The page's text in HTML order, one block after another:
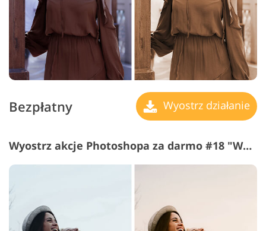
Bezpłatny Wyostrz działanie
Wyostrz akcje Photoshopa za darmo #18 "Warm Toning"